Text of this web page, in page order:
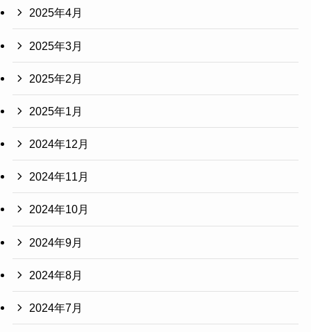
2025年4月
2025年3月
2025年2月
2025年1月
2024年12月
2024年11月
2024年10月
2024年9月
2024年8月
2024年7月